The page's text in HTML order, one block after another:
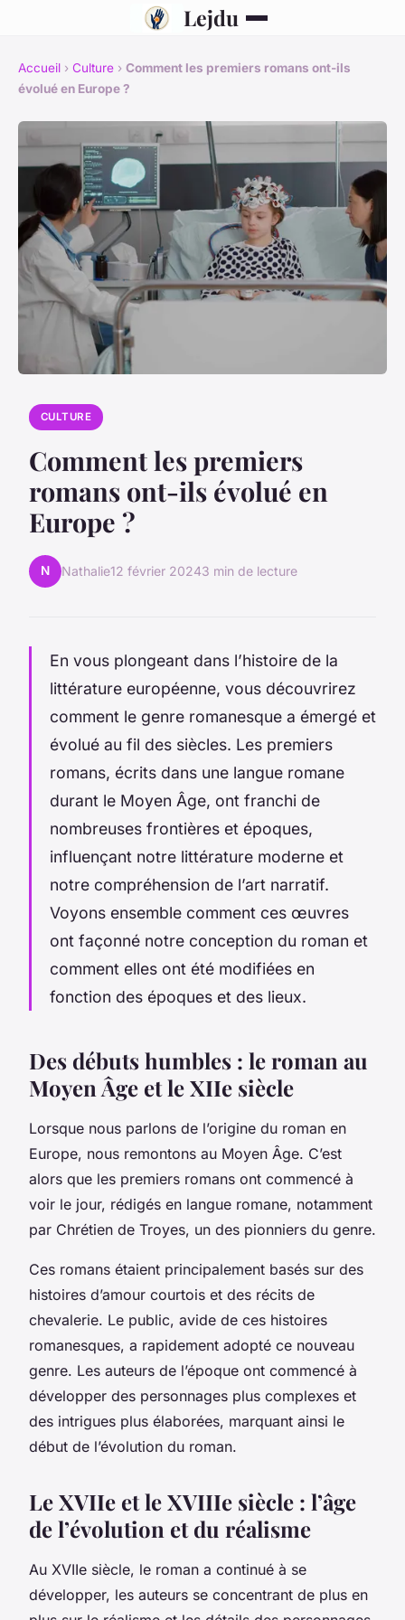
Lejdu
Accueil › Culture › Comment les premiers romans ont-ils
évolué en Europe ?
CULTURE
Comment les premiers
romans ont-ils évolué en
Europe ?
N Nathalie12 février 20243 min de lecture
En vous plongeant dans l’histoire de la
littérature européenne, vous découvrirez
comment le genre romanesque a émergé et
évolué au fil des siècles. Les premiers
romans, écrits dans une langue romane
durant le Moyen Âge, ont franchi de
nombreuses frontières et époques,
influençant notre littérature moderne et
notre compréhension de l’art narratif.
Voyons ensemble comment ces œuvres
ont façonné notre conception du roman et
comment elles ont été modifiées en
fonction des époques et des lieux.
Des débuts humbles : le roman au
Moyen Âge et le XIIe siècle
Lorsque nous parlons de l’origine du roman en
Europe, nous remontons au Moyen Âge. C’est
alors que les premiers romans ont commencé à
voir le jour, rédigés en langue romane, notamment
par Chrétien de Troyes, un des pionniers du genre.
Ces romans étaient principalement basés sur des
histoires d’amour courtois et des récits de
chevalerie. Le public, avide de ces histoires
romanesques, a rapidement adopté ce nouveau
genre. Les auteurs de l’époque ont commencé à
développer des personnages plus complexes et
des intrigues plus élaborées, marquant ainsi le
début de l’évolution du roman.
Le XVIIe et le XVIIIe siècle : l’âge
de l’évolution et du réalisme
Au XVIIe siècle, le roman a continué à se
développer, les auteurs se concentrant de plus en